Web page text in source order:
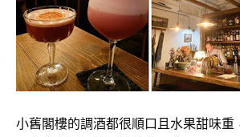
小舊閣樓的調酒都很順口且水果甜味